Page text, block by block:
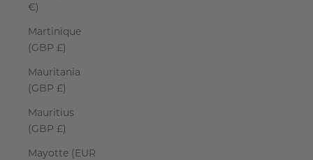
€)
Martinique
(GBP £)
Mauritania
(GBP £)
Mauritius
(GBP £)
Mayotte (EUR